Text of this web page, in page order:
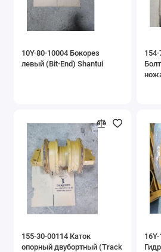
10Y-80-10004 Бокорез
левый (Bit-End) Shantui
155-30-00114 Каток
опорный двубортный (Track